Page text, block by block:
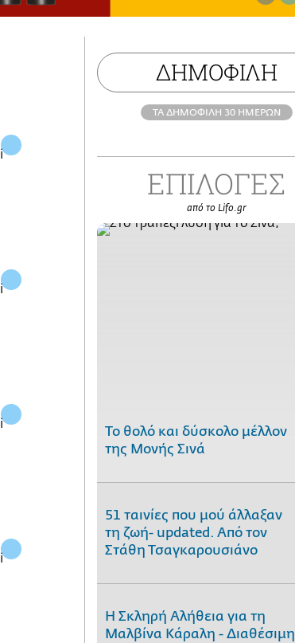
ΔΗΜΟΦΙΛΗ
ΤΑ ΔΗΜΟΦΙΛΗ 30 ΗΜΕΡΩΝ
ΕΠΙΛΟΓΕΣ
από το Lifo.gr
Το θολό και δύσκολο μέλλον
της Μονής Σινά
51 ταινίες που μού άλλαξαν
τη ζωή- updated. Aπό τον
Στάθη Τσαγκαρουσιάνο
Η Σκληρή Αλήθεια για τη
Μαλβίνα Κάραλη - Διαθέσιμη